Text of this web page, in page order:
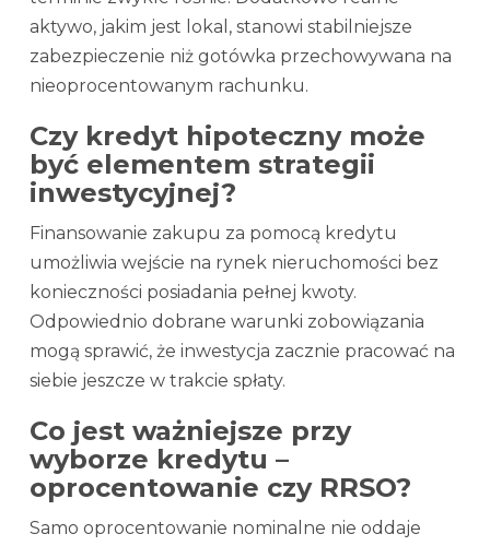
aktywo, jakim jest lokal, stanowi stabilniejsze
zabezpieczenie niż gotówka przechowywana na
nieoprocentowanym rachunku.
Czy kredyt hipoteczny może
być elementem strategii
inwestycyjnej?
Finansowanie zakupu za pomocą kredytu
umożliwia wejście na rynek nieruchomości bez
konieczności posiadania pełnej kwoty.
Odpowiednio dobrane warunki zobowiązania
mogą sprawić, że inwestycja zacznie pracować na
siebie jeszcze w trakcie spłaty.
Co jest ważniejsze przy
wyborze kredytu –
oprocentowanie czy RRSO?
Samo oprocentowanie nominalne nie oddaje